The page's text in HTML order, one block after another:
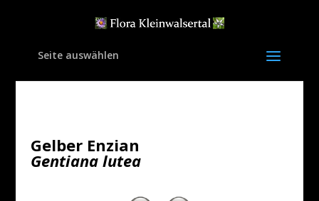
Seite auswählen
Gelber Enzian
Gentiana lutea